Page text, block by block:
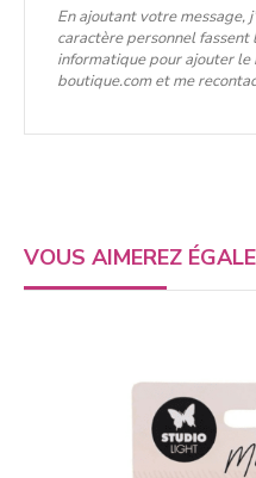
En ajoutant votre message,
caractère personnel
informatique pour ajouter
boutique.com et me
VOUS AIMEREZ